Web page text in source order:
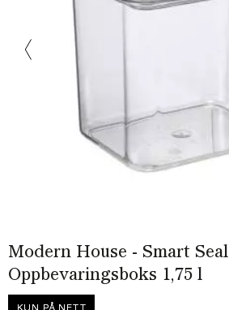
Modern House - Smart Seal
Oppbevaringsboks 1,75 l